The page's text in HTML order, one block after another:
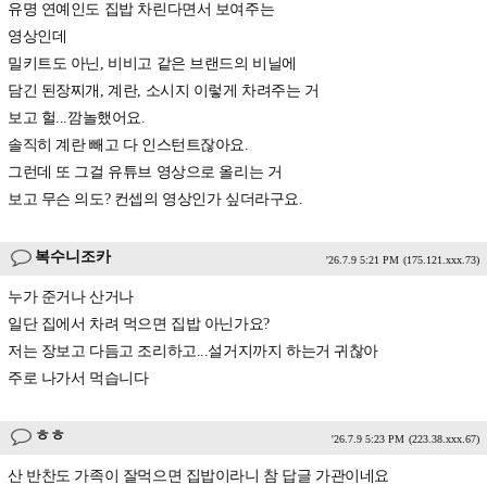
유명 연예인도 집밥 차린다면서 보여주는
영상인데
밀키트도 아닌, 비비고 같은 브랜드의 비닐에
담긴 된장찌개, 계란, 소시지 이렇게 차려주는 거
보고 헐...깜놀했어요.
솔직히 계란 빼고 다 인스턴트잖아요.
그런데 또 그걸 유튜브 영상으로 올리는 거
보고 무슨 의도? 컨셉의 영상인가 싶더라구요.
복수니조카 '26.7.9 5:21 PM (175.121.xxx.73)
누가 준거나 산거나
일단 집에서 차려 먹으면 집밥 아닌가요?
저는 장보고 다듬고 조리하고...설거지까지 하는거 귀찮아
주로 나가서 먹습니다
ㅎㅎ '26.7.9 5:23 PM (223.38.xxx.67)
산 반찬도 가족이 잘먹으면 집밥이라니 참 답글 가관이네요